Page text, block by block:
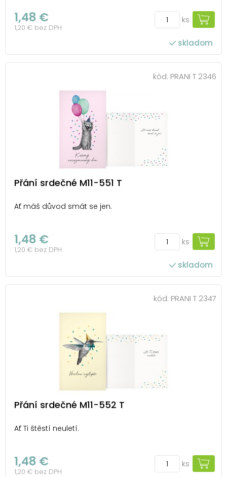
1,48 €
1,20 € bez DPH
ks
skladom
kód: PRANI T 2346
Přání srdečné M11-551 T
Ať máš důvod smát se jen.
1,48 €
1,20 € bez DPH
ks
skladom
kód: PRANI T 2347
Přání srdečné M11-552 T
Ať Ti štěstí neuletí.
1,48 €
1,20 € bez DPH
ks